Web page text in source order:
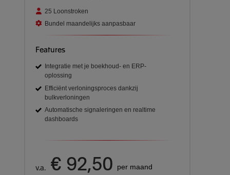
25 Loonstroken
Bundel maandelijks aanpasbaar
Features
Integratie met je boekhoud- en ERP-
oplossing
Efficiënt verloningsproces dankzij
bulkverloningen
Automatische signaleringen en realtime
dashboards
v.a. € 92,50 per maand